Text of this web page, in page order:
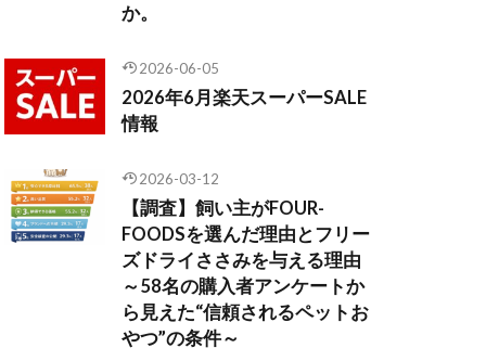
か。
2026-06-05
2026年6月楽天スーパーSALE
情報
2026-03-12
【調査】飼い主がFOUR-
FOODSを選んだ理由とフリー
ズドライささみを与える理由
～58名の購入者アンケートか
ら見えた“信頼されるペットお
やつ”の条件～